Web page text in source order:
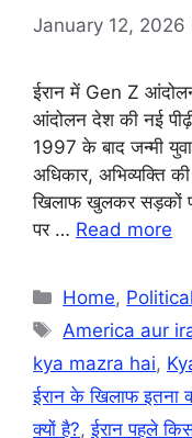
January 12, 2026
ईरान में Gen Z
आंदोलन देश की नई
1997 के बाद जन्मी
अधिकार, अभिव्यक्ति
खिलाफ खुलकर सड़कों
पर … Read more
Categories
Home, Political
Tags
America aur
kya mazra hai,
ईरान के खिलाफ इतना
क्यों है?,ईरान पहले